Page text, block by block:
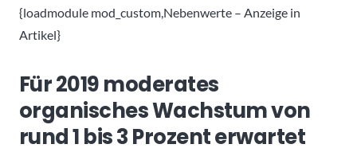
{loadmodule mod_custom,Nebenwerte – Anzeige in
Artikel}
Für 2019 moderates
organisches Wachstum von
rund 1 bis 3 Prozent erwartet